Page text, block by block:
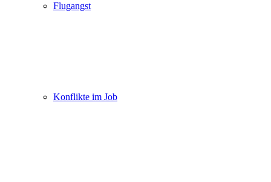
Flugangst
Konflikte im Job